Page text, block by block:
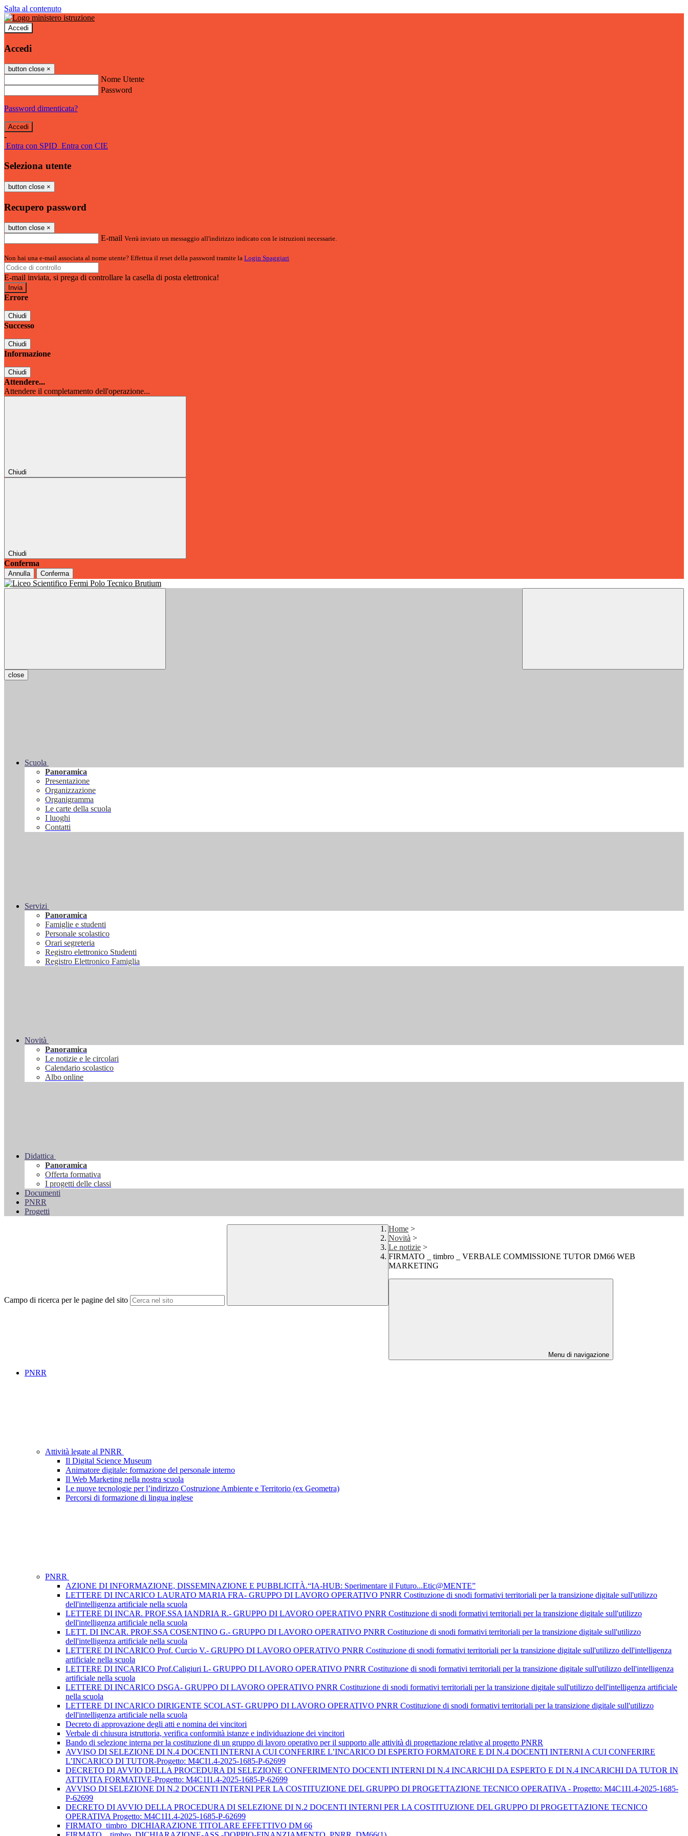
Salta al contenuto
Accedi
Accedi
button close ×
Nome Utente
Password
Password dimenticata?
-
Entra con SPID Entra con CIE
Seleziona utente
button close ×
Recupero password
button close ×
E-mail Verrà inviato un messaggio all'indirizzo indicato con le istruzioni necessarie.
Non hai una e-mail associata al nome utente? Effettua il reset della password tramite la Login Spaggiari
E-mail inviata, si prega di controllare la casella di posta elettronica!
Errore
Chiudi
Successo
Chiudi
Informazione
Chiudi
Attendere...
Attendere il completamento dell'operazione...
Chiudi
Chiudi
Conferma
Annulla Conferma
close
Scuola
Panoramica
Presentazione
Organizzazione
Organigramma
Le carte della scuola
I luoghi
Contatti
Servizi
Panoramica
Famiglie e studenti
Personale scolastico
Orari segreteria
Registro elettronico Studenti
Registro Elettronico Famiglia
Novità
Panoramica
Le notizie e le circolari
Calendario scolastico
Albo online
Didattica
Panoramica
Offerta formativa
I progetti delle classi
Documenti
PNRR
Progetti
Campo di ricerca per le pagine del sito
Home >
Novità >
Le notizie >
FIRMATO _ timbro _ VERBALE COMMISSIONE TUTOR DM66 WEB
MARKETING
Menu di navigazione
PNRR
Attività legate al PNRR
Il Digital Science Museum
Animatore digitale: formazione del personale interno
Il Web Marketing nella nostra scuola
Le nuove tecnologie per l’indirizzo Costruzione Ambiente e Territorio (ex Geometra)
Percorsi di formazione di lingua inglese
PNRR
AZIONE DI INFORMAZIONE, DISSEMINAZIONE E PUBBLICITÀ.“IA-HUB: Sperimentare il Futuro...Etic@MENTE”
LETTERE DI INCARICO LAURATO MARIA FRA- GRUPPO DI LAVORO OPERATIVO PNRR Costituzione di snodi formativi territoriali per la transizione digitale sull'utilizzo
dell'intelligenza artificiale nella scuola
LETTERE DI INCAR. PROF.SSA IANDRIA R.- GRUPPO DI LAVORO OPERATIVO PNRR Costituzione di snodi formativi territoriali per la transizione digitale sull'utilizzo
dell'intelligenza artificiale nella scuola
LETT. DI INCAR. PROF.SSA COSENTINO G.- GRUPPO DI LAVORO OPERATIVO PNRR Costituzione di snodi formativi territoriali per la transizione digitale sull'utilizzo
dell'intelligenza artificiale nella scuola
LETTERE DI INCARICO Prof. Curcio V.- GRUPPO DI LAVORO OPERATIVO PNRR Costituzione di snodi formativi territoriali per la transizione digitale sull'utilizzo dell'intelligenza
artificiale nella scuola
LETTERE DI INCARICO Prof.Caligiuri L- GRUPPO DI LAVORO OPERATIVO PNRR Costituzione di snodi formativi territoriali per la transizione digitale sull'utilizzo dell'intelligenza
artificiale nella scuola
LETTERE DI INCARICO DSGA- GRUPPO DI LAVORO OPERATIVO PNRR Costituzione di snodi formativi territoriali per la transizione digitale sull'utilizzo dell'intelligenza artificiale
nella scuola
LETTERE DI INCARICO DIRIGENTE SCOLAST- GRUPPO DI LAVORO OPERATIVO PNRR Costituzione di snodi formativi territoriali per la transizione digitale sull'utilizzo
dell'intelligenza artificiale nella scuola
Decreto di approvazione degli atti e nomina dei vincitori
Verbale di chiusura istruttoria, verifica conformità istanze e individuazione dei vincitori
Bando di selezione interna per la costituzione di un gruppo di lavoro operativo per il supporto alle attività di progettazione relative al progetto PNRR
AVVISO DI SELEZIONE DI N.4 DOCENTI INTERNI A CUI CONFERIRE L’INCARICO DI ESPERTO FORMATORE E DI N.4 DOCENTI INTERNI A CUI CONFERIRE
L’INCARICO DI TUTOR-Progetto: M4CI1.4-2025-1685-P-62699
DECRETO DI AVVIO DELLA PROCEDURA DI SELEZIONE CONFERIMENTO DOCENTI INTERNI DI N.4 INCARICHI DA ESPERTO E DI N.4 INCARICHI DA TUTOR IN
ATTIVITA FORMATIVE-Progetto: M4C1I1.4-2025-1685-P-62699
AVVISO DI SELEZIONE DI N.2 DOCENTI INTERNI PER LA COSTITUZIONE DEL GRUPPO DI PROGETTAZIONE TECNICO OPERATIVA - Progetto: M4C1I1.4-2025-1685-
P-62699
DECRETO DI AVVIO DELLA PROCEDURA DI SELEZIONE DI N.2 DOCENTI INTERNI PER LA COSTITUZIONE DEL GRUPPO DI PROGETTAZIONE TECNICO
OPERATIVA Progetto: M4C1I1.4-2025-1685-P-62699
FIRMATO_timbro_DICHIARAZIONE TITOLARE EFFETTIVO DM 66